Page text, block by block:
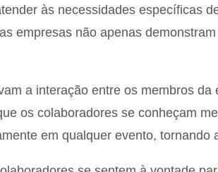
às necessidades específicas
empresas não apenas
a interação entre os membros da
os colaboradores se conheçam
em qualquer evento, tornando